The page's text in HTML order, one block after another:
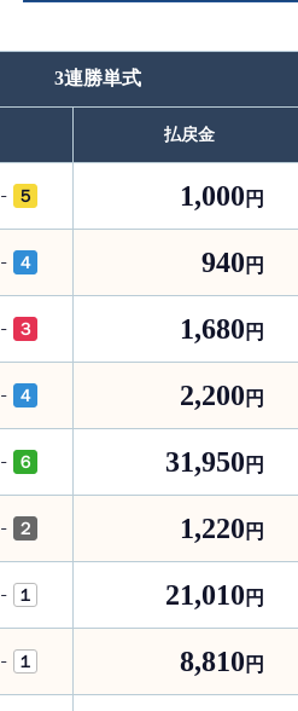
3連勝単式
払戻金
- ５ 1,000 円
- ４ 940 円
- ３ 1,680 円
- ４ 2,200 円
- ６ 31,950 円
- ２ 1,220 円
- １ 21,010 円
- １ 8,810 円